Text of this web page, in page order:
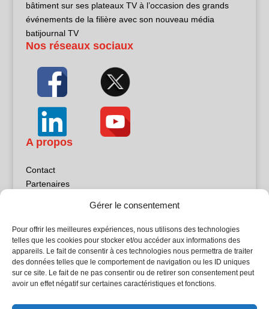
Gérer le consentement
Pour offrir les meilleures expériences, nous utilisons des technologies
telles que les cookies pour stocker et/ou accéder aux informations des
appareils. Le fait de consentir à ces technologies nous permettra de traiter
des données telles que le comportement de navigation ou les ID uniques
sur ce site. Le fait de ne pas consentir ou de retirer son consentement peut
avoir un effet négatif sur certaines caractéristiques et fonctions.
bâtiment sur ses plateaux TV à l’occasion des grands
événements de la filière avec son nouveau média
batijournal TV
Nos réseaux sociaux
A propos
Contact
Partenaires
Politique de confidentialité
Sites partenaires
5Façades
Atrium Patrimoine